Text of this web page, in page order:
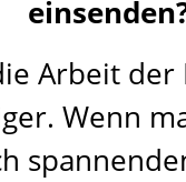
Arbeit
Wenn